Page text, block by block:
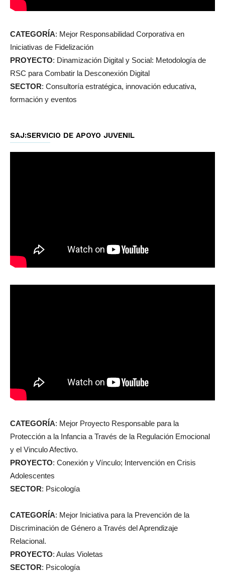
CATEGORÍA: Mejor Responsabilidad Corporativa en
Iniciativas de Fidelización
PROYECTO: Dinamización Digital y Social: Metodología de
RSC para Combatir la Desconexión Digital
SECTOR: Consultoría estratégica, innovación educativa,
formación y eventos
SAJ:SERVICIO DE APOYO JUVENIL
CATEGORÍA: Mejor Proyecto Responsable para la
Protección a la Infancia a Través de la Regulación Emocional
y el Vinculo Afectivo.
PROYECTO: Conexión y Vínculo; Intervención en Crisis
Adolescentes
SECTOR: Psicología
CATEGORÍA: Mejor Iniciativa para la Prevención de la
Discriminación de Género a Través del Aprendizaje
Relacional.
PROYECTO: Aulas Violetas
SECTOR: Psicología